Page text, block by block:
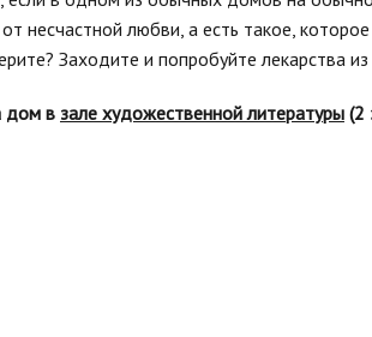
несчастной любви, а есть такое,
Заходите и попробуйте лекарства
дом в зале художественной литературы (2